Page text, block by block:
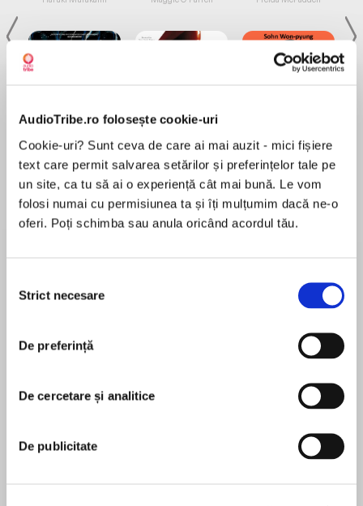
AudioTribe.ro folosește cookie-uri
Cookie-uri? Sunt ceva de care ai mai auzit - mici fișiere
text care permit salvarea setărilor și preferințelor tale pe
un site, ca tu să ai o experiență cât mai bună. Le vom
folosi numai cu permisiunea ta și îți mulțumim dacă ne-o
oferi. Poți schimba sau anula oricând acordul tău.
consimțământului
Strict necesare
De preferință
De cercetare și analitice
De publicitate
de...
Dani Francis
la...
Lauren Weisberger Sohn Won-pyung
Montefiore continues the story of the Deverill
family in the third book in her beautiful and
fans of Kate Morton and Beatriz Williams.
Montefiore. Everything she writes, she writes
Times bestselling author of Me Before You
În acest moment nu există recenzii
pentru această carte